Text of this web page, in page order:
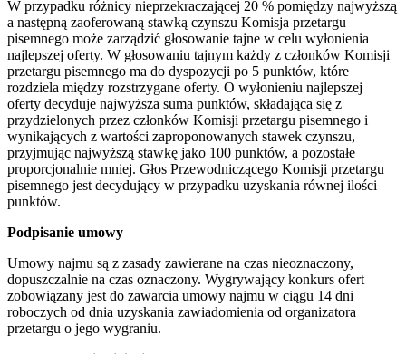
W przypadku różnicy nieprzekraczającej 20 % pomiędzy najwyższą
a następną zaoferowaną stawką czynszu Komisja przetargu
pisemnego może zarządzić głosowanie tajne w celu wyłonienia
najlepszej oferty. W głosowaniu tajnym każdy z członków Komisji
przetargu pisemnego ma do dyspozycji po 5 punktów, które
rozdziela między rozstrzygane oferty. O wyłonieniu najlepszej
oferty decyduje najwyższa suma punktów, składająca się z
przydzielonych przez członków Komisji przetargu pisemnego i
wynikających z wartości zaproponowanych stawek czynszu,
przyjmując najwyższą stawkę jako 100 punktów, a pozostałe
proporcjonalnie mniej. Głos Przewodniczącego Komisji przetargu
pisemnego jest decydujący w przypadku uzyskania równej ilości
punktów.
Podpisanie umowy
Umowy najmu są z zasady zawierane na czas nieoznaczony,
dopuszczalnie na czas oznaczony. Wygrywający konkurs ofert
zobowiązany jest do zawarcia umowy najmu w ciągu 14 dni
roboczych od dnia uzyskania zawiadomienia od organizatora
przetargu o jego wygraniu.